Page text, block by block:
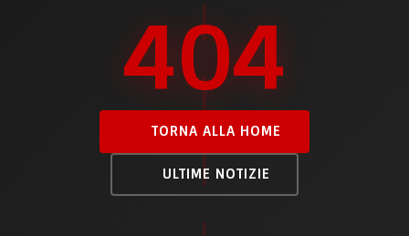
404
TORNA ALLA HOME
ULTIME NOTIZIE